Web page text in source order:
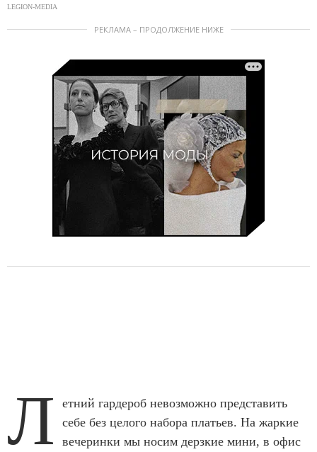
LEGION-MEDIA
РЕКЛАМА – ПРОДОЛЖЕНИЕ НИЖЕ
Л
етний гардероб невозможно представить
себе без целого набора платьев. На жаркие
вечеринки мы носим дерзкие мини, в офис